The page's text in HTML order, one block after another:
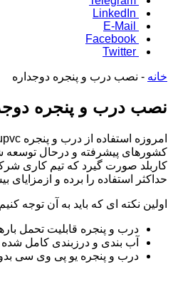
خانه - نصب درب و پنجره دوجداره
نصب درب و پنجره
کشورهای پیشرفته و درحال
کاربلد صورت گیرد که تیم کاری
حداکثر استفاده را برده و ازمزایای
اولین نکته ای که باید به آن
درب و پنجره قابلیت تحمل
آب بندی و درزبندی کامل
درب و پنجره یو پی وی سی